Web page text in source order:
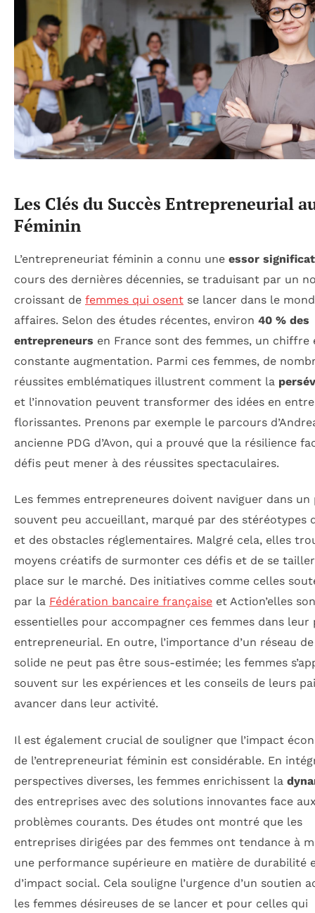
Les Clés du Succès Entrepreneurial
Féminin
L’entrepreneuriat féminin a connu une essor
cours des dernières décennies, se traduisant par un
croissant de femmes qui osent se lancer dans le
affaires. Selon des études récentes, environ 40 % des
entrepreneurs en France sont des femmes, un chiffre
constante augmentation. Parmi ces femmes, de
réussites emblématiques illustrent comment la
et l’innovation peuvent transformer des idées en
florissantes. Prenons par exemple le parcours
ancienne PDG d’Avon, qui a prouvé que la résilience
défis peut mener à des réussites spectaculaires.
Les femmes entrepreneures doivent naviguer dans un
souvent peu accueillant, marqué par des stéréotypes
et des obstacles réglementaires. Malgré cela, elles
moyens créatifs de surmonter ces défis et de se
place sur le marché. Des initiatives comme celles
par la Fédération bancaire française et Action’elles
essentielles pour accompagner ces femmes dans leur
entrepreneurial. En outre, l’importance d’un réseau
solide ne peut pas être sous-estimée; les femmes
souvent sur les expériences et les conseils de leurs
avancer dans leur activité.
Il est également crucial de souligner que l’impact
de l’entrepreneuriat féminin est considérable. En
perspectives diverses, les femmes enrichissent la
des entreprises avec des solutions innovantes face
problèmes courants. Des études ont montré que les
entreprises dirigées par des femmes ont tendance à
une performance supérieure en matière de durabilité
d’impact social. Cela souligne l’urgence d’un soutien
les femmes désireuses de se lancer et pour celles qui